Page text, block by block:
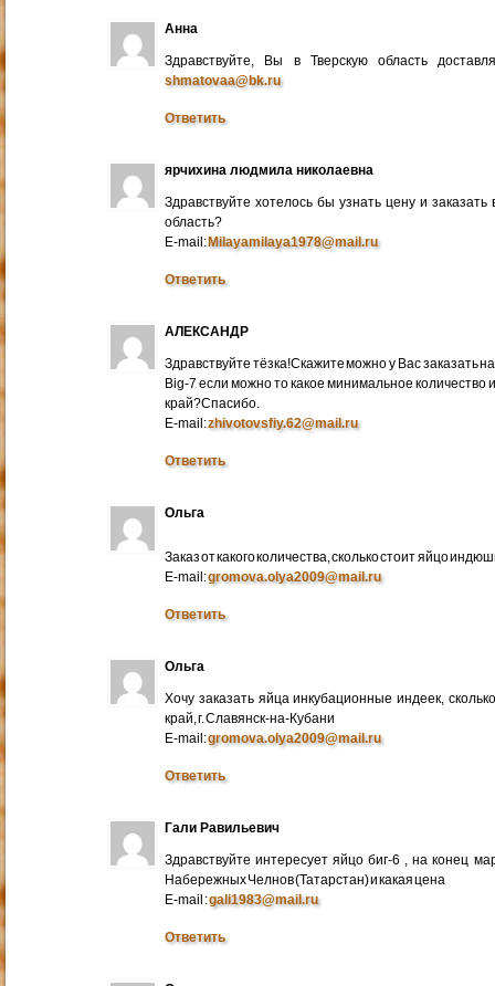
Анна
Здравствуйте, Вы в Тверскую область
shmatovaa@bk.ru
Ответить
ярчихина людмила николаевна
Здравствуйте хотелось бы узнать цену и
область?
E-mail:Milayamilaya1978@mail.ru
Ответить
АЛЕКСАНДР
Здравствуйте тёзка!Скажите можно у Вас заказать
Big-7 если можно то какое минимальное количество
край?Спасибо.
E-mail:zhivotovsfiy.62@mail.ru
Ответить
Ольга
Заказ от какого количества, сколько стоит яйцо
E-mail:gromova.olya2009@mail.ru
Ответить
Ольга
Хочу заказать яйца инкубационные индеек,
край, г. Славянск-на-Кубани
E-mail:gromova.olya2009@mail.ru
Ответить
Гали Равильевич
Здравствуйте интересует яйцо биг-6 , на конец
Набережных Челнов (Татарстан) и какая цена
E-mail :gali1983@mail.ru
Ответить